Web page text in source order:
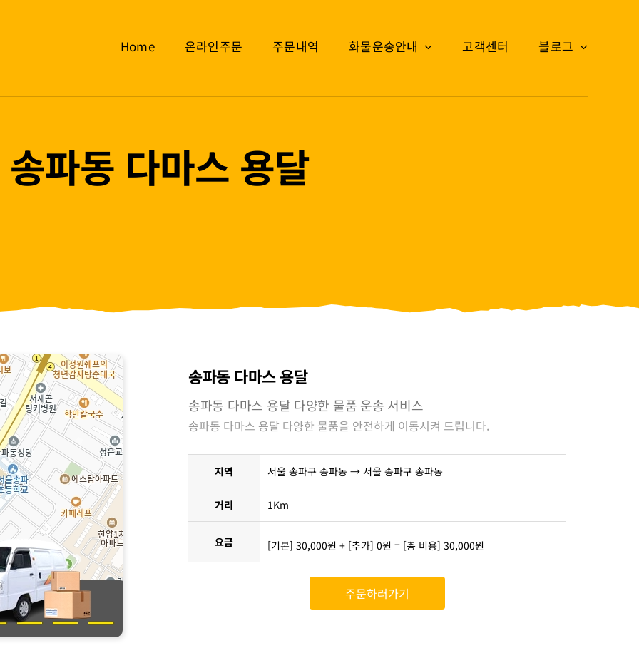
Home 온라인주문 주문내역 화물운송안내 고객센터 블로그
송파동 다마스 용달
송파동 다마스 용달
송파동 다마스 용달 다양한 물품 운송 서비스
송파동 다마스 용달 다양한 물품을 안전하게 이동시켜 드립니다.
지역 서울 송파구 송파동 → 서울 송파구 송파동
거리 1Km
요금 [기본] 30,000원 + [추가] 0원 = [총 비용] 30,000원
주문하러가기